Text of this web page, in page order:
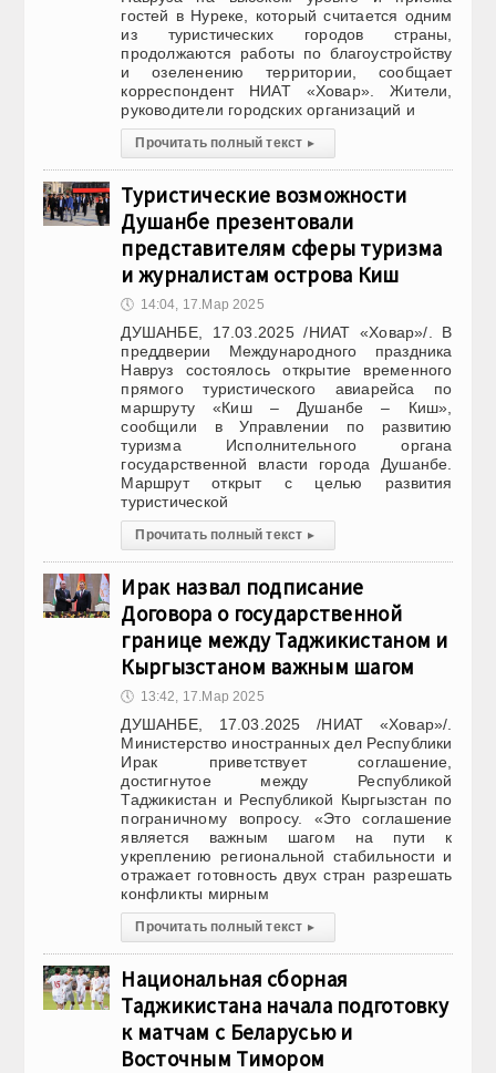
гостей в Нуреке, который считается одним
из туристических городов страны,
продолжаются работы по благоустройству
и озеленению территории, сообщает
корреспондент НИАТ «Ховар». Жители,
руководители городских организаций и
Прочитать полный текст ▸
Туристические возможности
Душанбе презентовали
представителям сферы туризма
и журналистам острова Киш
🕔 14:04, 17.Мар 2025
ДУШАНБЕ, 17.03.2025 /НИАТ «Ховар»/. В
преддверии Международного праздника
Навруз состоялось открытие временного
прямого туристического авиарейса по
маршруту «Киш – Душанбе – Киш»,
сообщили в Управлении по развитию
туризма Исполнительного органа
государственной власти города Душанбе.
Маршрут открыт с целью развития
туристической
Прочитать полный текст ▸
Ирак назвал подписание
Договора о государственной
границе между Таджикистаном и
Кыргызстаном важным шагом
🕔 13:42, 17.Мар 2025
ДУШАНБЕ, 17.03.2025 /НИАТ «Ховар»/.
Министерство иностранных дел Республики
Ирак приветствует соглашение,
достигнутое между Республикой
Таджикистан и Республикой Кыргызстан по
пограничному вопросу. «Это соглашение
является важным шагом на пути к
укреплению региональной стабильности и
отражает готовность двух стран разрешать
конфликты мирным
Прочитать полный текст ▸
Национальная сборная
Таджикистана начала подготовку
к матчам с Беларусью и
Восточным Тимором